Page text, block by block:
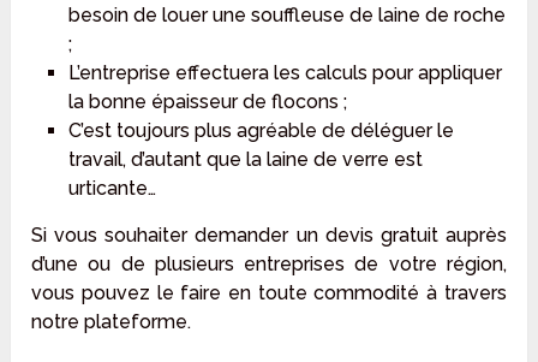
besoin de louer une souffleuse de laine de roche
;
L’entreprise effectuera les calculs pour appliquer
la bonne épaisseur de flocons ;
C’est toujours plus agréable de déléguer le
travail, d’autant que la laine de verre est
urticante…
Si vous souhaiter demander un devis gratuit auprès
d’une ou de plusieurs entreprises de votre région,
vous pouvez le faire en toute commodité à travers
notre plateforme.